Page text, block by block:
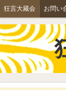
狂言大藏会 お問い
能と狂言/彌右衛門家
公演案内
ももやそ狂言2026